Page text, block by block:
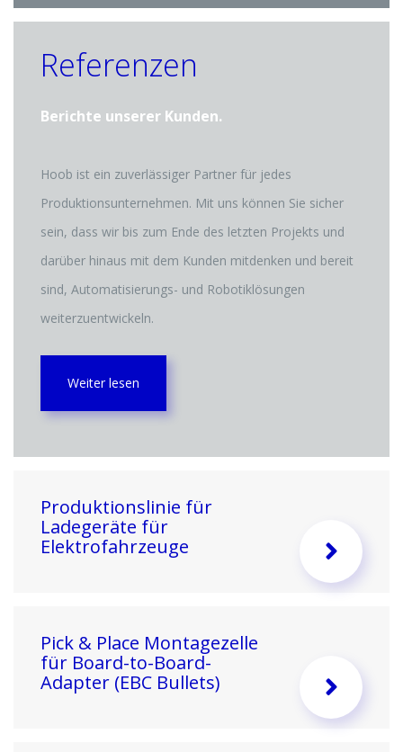
Produktionslinie für
Ladegeräte für
Elektrofahrzeuge
Pick & Place Montagezelle
für Board-to-Board-
Adapter (EBC Bullets)
Referenzen
Berichte unserer Kunden.
Hoob ist ein zuverlässiger Partner für jedes
Produktionsunternehmen. Mit uns können Sie sicher
sein, dass wir bis zum Ende des letzten Projekts und
darüber hinaus mit dem Kunden mitdenken und bereit
sind, Automatisierungs- und Robotiklösungen
weiterzuentwickeln.
Weiter lesen